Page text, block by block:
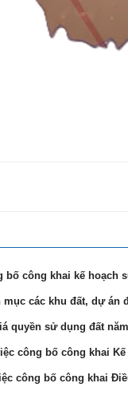
bố công khai kế hoạch
mục các khu đất, dự án
quyền sử dụng đất
công bố công khai
công bố công khai